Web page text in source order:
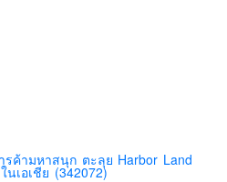
ค้ามหาสนุก ตะลุย Harbor Land
เอเชีย (342072)